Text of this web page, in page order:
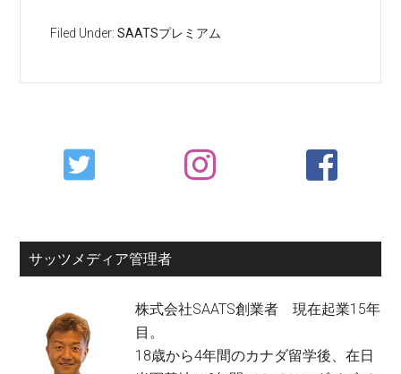
Filed Under:SAATSプレミアム
Primary
Sidebar
サッツメディア管理者
株式会社SAATS創業者 現在起業15年
目。
18歳から4年間のカナダ留学後、在日